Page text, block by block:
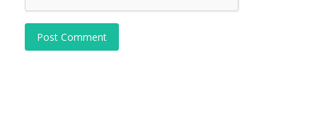
Post Comment